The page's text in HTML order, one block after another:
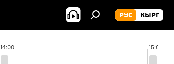
РУС КЫРГ
14:00 15:00